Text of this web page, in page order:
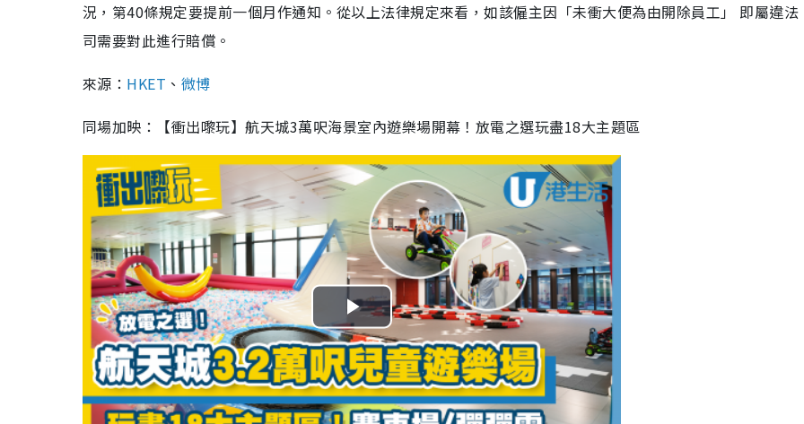
況，第40條規定要提前一個月作通知。從以上法律規定來看，如該僱主因「未衝大便為由開除員工」 即屬違法
司需要對此進行賠償。
來源： HKET 、 微博
同場加映：【衝出嚟玩】航天城3萬呎海景室內遊樂場開幕！放電之選玩盡18大主題區
P
l
a